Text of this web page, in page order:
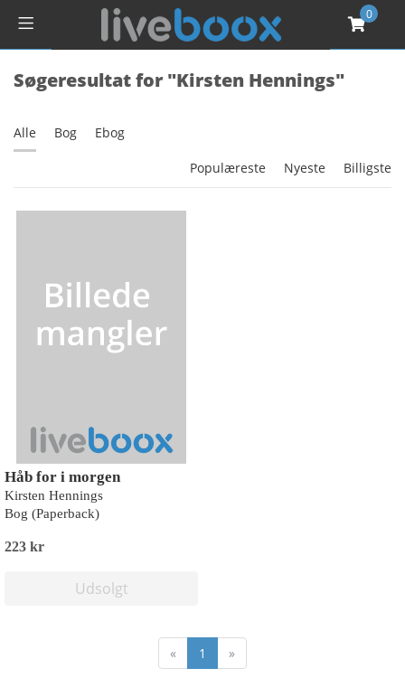
0
Søgeresultat for "Kirsten Hennings"
Alle Bog Ebog
Populæreste Nyeste Billigste
Håb for i morgen
Kirsten Hennings
Bog (Paperback)
223 kr
Udsolgt
« 1 »